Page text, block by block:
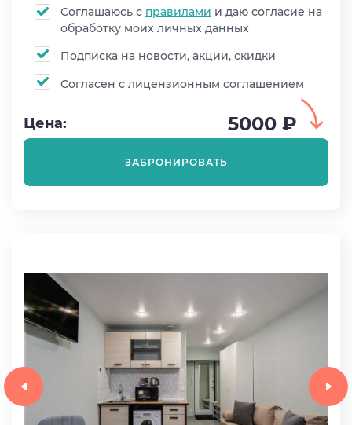
Соглашаюсь с правилами и даю согласие на
обработку моих личных данных
Подписка на новости, акции, скидки
Согласен с лицензионным соглашением
Цена: 5000 ₽
ЗАБРОНИРОВАТЬ